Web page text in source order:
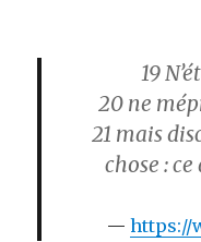
19
20ne
21 mais
chose :
https://